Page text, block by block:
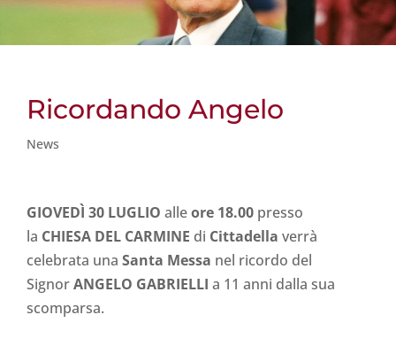
Ricordando Angelo
News
GIOVEDÌ 30 LUGLIO alleore 18.00 presso
la CHIESA DEL CARMINE di Cittadella verrà
celebrata una Santa Messa nel ricordo del
SignorANGELO GABRIELLI a 11 anni dalla sua
scomparsa.